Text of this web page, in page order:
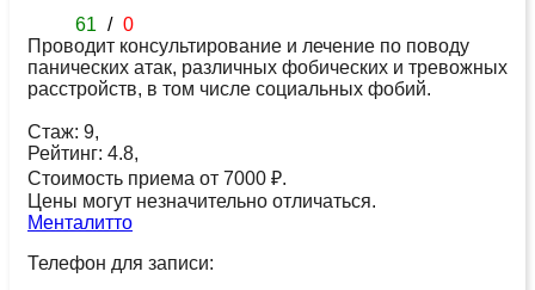
61 / 0
Проводит консультирование и лечение по поводу
панических атак, различных фобических и тревожных
расстройств, в том числе социальных фобий.
Стаж: 9,
Рейтинг: 4.8,
Стоимость приема от 7000 ₽.
Цены могут незначительно отличаться.
Менталитто
Телефон для записи: